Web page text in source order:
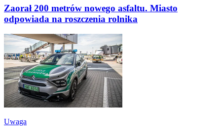
Zaorał 200 metrów nowego asfaltu. Miasto
odpowiada na roszczenia rolnika
Uwaga